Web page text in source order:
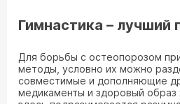
Гимнастика – лучший
Для борьбы с остеопорозом
методы, условно их можно
совместимые и дополняющие
медикаменты и здоровый